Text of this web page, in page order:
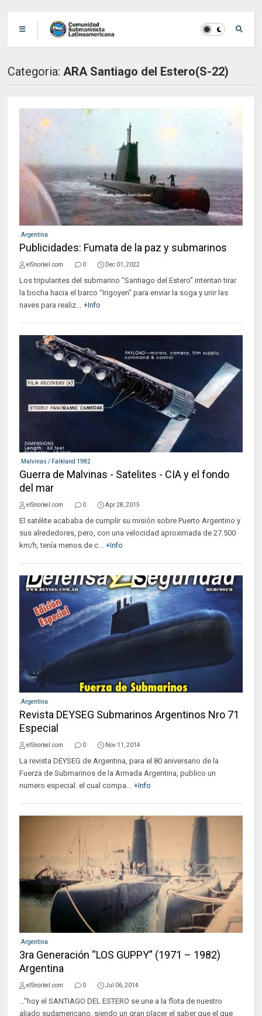
Categoria:ARA Santiago del Estero(S-22)
.Argentina
Publicidades: Fumata de la paz y submarinos
elSnorkel.com 0 Dec 01, 2022
Los tripulantes del submarino “Santiago del Estero” intentan tirar
la bocha hacia el barco “Irigoyen” para enviar la soga y unir las
naves para realiz... +Info
.Malvinas / Falkland 1982
Guerra de Malvinas - Satelites - CIA y el fondo
del mar
elSnorkel.com 0 Apr 28, 2015
El satélite acababa de cumplir su misión sobre Puerto Argentino y
sus alrededores, pero, con una velocidad aproximada de 27.500
km/h, tenía menos de c... +Info
.Argentina
Revista DEYSEG Submarinos Argentinos Nro 71
Especial
elSnorkel.com 0 Nov 11, 2014
La revista DEYSEG de Argentina, para el 80 aniversario de la
Fuerza de Submarinos de la Armada Argentina, publico un
numero especial. el cual compa... +Info
.Argentina
3ra Generación “LOS GUPPY” (1971 – 1982)
Argentina
elSnorkel.com 0 Jul 06, 2014
…”hoy el SANTIAGO DEL ESTERO se une a la flota de nuestro
aliado sudamericano, siendo un gran placer el saber que el que